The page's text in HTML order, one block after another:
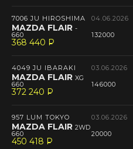
7006 JU HIROSHIMA 04.06.2026
MAZDA FLAIR -
660 132000
368 440 P
--
4049 JU IBARAKI 03.06.2026
MAZDA FLAIR XG
660 146000
372 240 P
--
957 LUM TOKYO 03.06.2026
MAZDA FLAIR 2WD
660 20000
450 418 P
--